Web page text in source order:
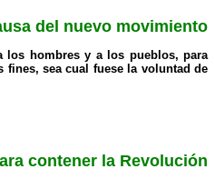
del nuevo movimiento
los hombres y a los pueblos, para
fines, sea cual fuese la voluntad de
contener la Revolución